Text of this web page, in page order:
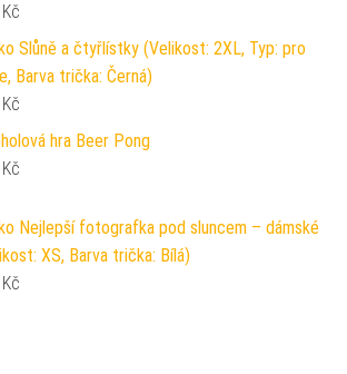
Kč
Slůně a čtyřlístky (Velikost: 2XL, Typ: pro
Barva trička: Černá)
Kč
hra Beer Pong
Kč
Nejlepší fotografka pod sluncem – dámské
XS, Barva trička: Bílá)
Kč